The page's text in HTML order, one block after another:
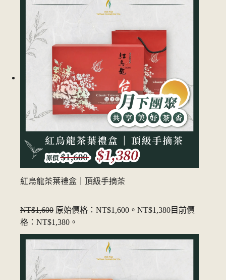
紅烏龍茶葉禮盒｜頂級手摘茶
NT$1,600 原始價格：NT$1,600。 NT$1,380目前價
格：NT$1,380。